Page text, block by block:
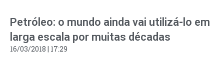
Petróleo: o mundo ainda vai utilizá-lo em
larga escala por muitas décadas
16/03/2018 17:29